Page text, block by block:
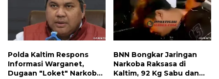
Polda Kaltim Respons
Informasi Warganet,
Dugaan "Loket" Narkoba
BNN Bongkar Jaringan
Narkoba Raksasa di
Kaltim, 92 Kg Sabu dan